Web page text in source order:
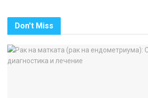
Don't Miss